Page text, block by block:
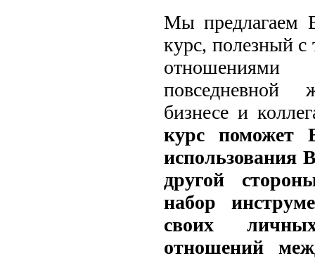
Мы предлагаем
курс, полезный с
повседневной
бизнесе и
курс поможет
использования
другой
набор
своих
отношений